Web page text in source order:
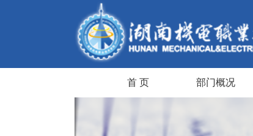
首 页 部门概况